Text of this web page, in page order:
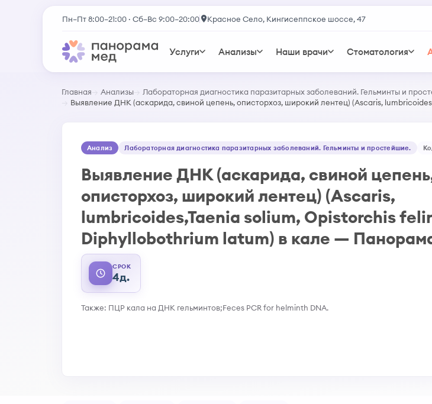
Пн–Пт 8:00–21:00 · Сб–Вс 9:00–20:00 Красное Село, Кингисеппское шоссе, 47
Услуги Анализы Наши врачи Стоматология
Главная Анализы
Лабораторная диагностика паразитарных заболеваний. Гельминты и
Выявление ДНК (аскарида, свиной цепень, описторхоз, широкий лентец) (Ascaris,
Анализ Лабораторная диагностика паразитарных заболеваний. Гельминты и простейшие.
Выявление ДНК (аскарида, свиной
описторхоз, широкий лентец) (Ascaris,
lumbricoides,Taenia solium, Opistorchis
Diphyllobothrium latum) в кале —
СРОК
4д.
Также: ПЦР кала на ДНК гельминтов;Feces PCR for helminth DNA.